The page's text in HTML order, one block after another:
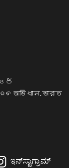
অভিধান.ভারত
ಇನ್‌ಸ್ಟಾಗ್ರಾಮ್